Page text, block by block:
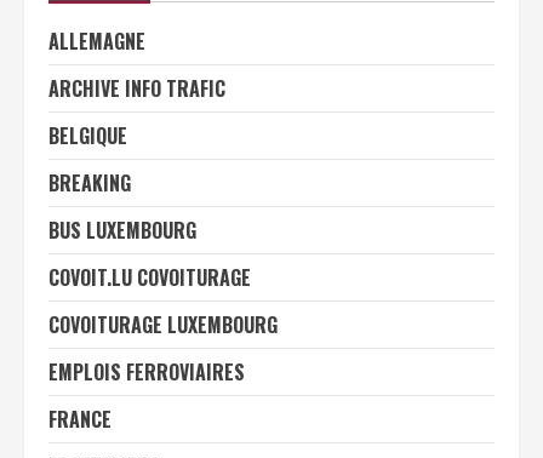
ALLEMAGNE
ARCHIVE INFO TRAFIC
BELGIQUE
BREAKING
BUS LUXEMBOURG
COVOIT.LU COVOITURAGE
COVOITURAGE LUXEMBOURG
EMPLOIS FERROVIAIRES
FRANCE